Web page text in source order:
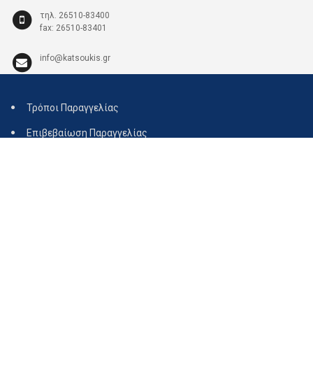
τηλ. 26510-83400
fax: 26510-83401
info@katsoukis.gr
Τρόποι Παραγγελίας
Επιβεβαίωση Παραγγελίας